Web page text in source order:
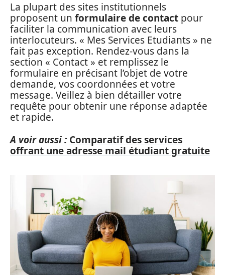
La plupart des sites institutionnels
proposent un formulaire de contact pour
faciliter la communication avec leurs
interlocuteurs. « Mes Services Etudiants » ne
fait pas exception. Rendez-vous dans la
section « Contact » et remplissez le
formulaire en précisant l’objet de votre
demande, vos coordonnées et votre
message. Veillez à bien détailler votre
requête pour obtenir une réponse adaptée
et rapide.
A voir aussi : Comparatif des services
offrant une adresse mail étudiant gratuite